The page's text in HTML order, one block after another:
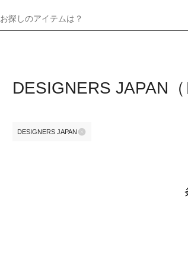
お探しのアイテムは？
DESIGNERS JAPAN（
DESIGNERS JAPAN